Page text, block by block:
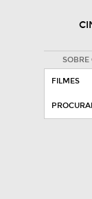
SOBRE
FILMES